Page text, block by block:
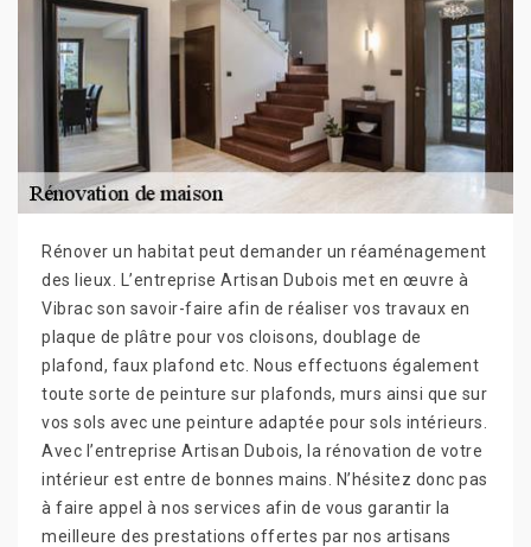
Rénover un habitat peut demander un réaménagement
des lieux. L’entreprise Artisan Dubois met en œuvre à
Vibrac son savoir-faire afin de réaliser vos travaux en
plaque de plâtre pour vos cloisons, doublage de
plafond, faux plafond etc. Nous effectuons également
toute sorte de peinture sur plafonds, murs ainsi que sur
vos sols avec une peinture adaptée pour sols intérieurs.
Avec l’entreprise Artisan Dubois, la rénovation de votre
intérieur est entre de bonnes mains. N’hésitez donc pas
à faire appel à nos services afin de vous garantir la
meilleure des prestations offertes par nos artisans